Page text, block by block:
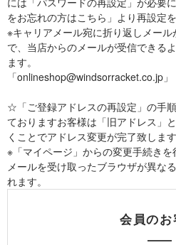
をお忘れの方はこちら」より再設定
※キャリアメール宛に折り返しメー
で、当店からのメールが受信できる
ます。
「onlineshop@windsorracket.co.jp」
☆「ご登録アドレスの再設定」の手
ておりますお客様は「旧アドレス」
くことでアドレス変更が完了致します
※「マイページ」からの変更手続き
メールを受け取ったブラウザが異な
れます。
会員のお